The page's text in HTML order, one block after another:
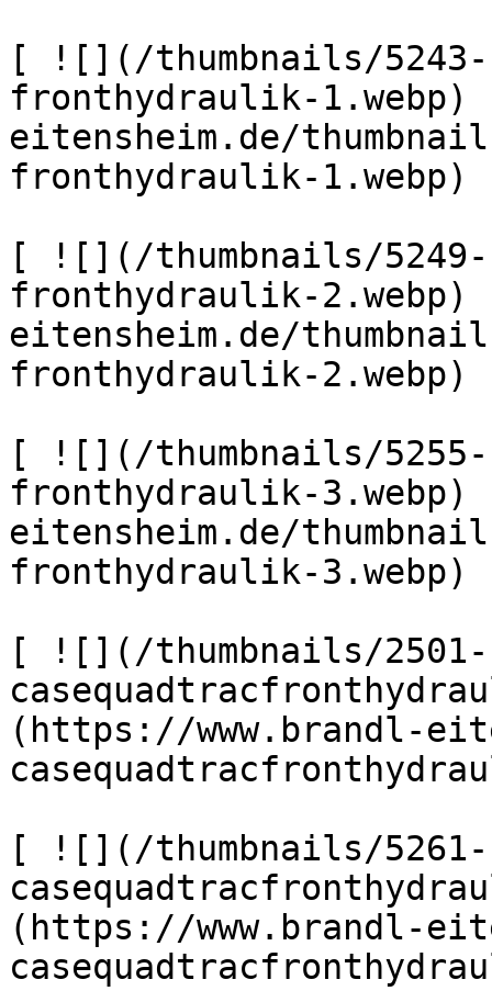
[ ![](/thumbnails/5243-
fronthydraulik-
eitensheim.de/
fronthydraulik-1.webp)
[ ![](/thumbnails/5249-
fronthydraulik-
eitensheim.de/
fronthydraulik-2.webp)
[ ![](/thumbnails/5255-
fronthydraulik-
eitensheim.de/
fronthydraulik-3.webp)
[ ![](/thumbnails/2501-
(https://www.brandl-
[ ![](/thumbnails/5261-
(https://www.brandl-